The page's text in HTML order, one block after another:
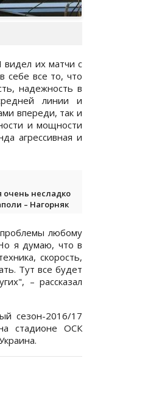
их матчи с
себе все то, что
надежность в
линии и
впереди, так и
и мощности
агрессивная и
очень несладко
– Нагорняк
любому
я думаю, что в
скорость,
Тут все будет
– рассказал
сезон-2016/17
стадионе ОСК